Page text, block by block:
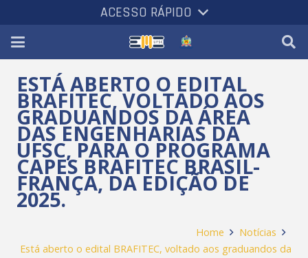
ACESSO RÁPIDO
ESTÁ ABERTO O EDITAL
BRAFITEC, VOLTADO AOS
GRADUANDOS DA ÁREA
DAS ENGENHARIAS DA
UFSC, PARA O PROGRAMA
CAPES BRAFITEC BRASIL-
FRANÇA, DA EDIÇÃO DE
2025.
Home
Notícias
Está aberto o edital BRAFITEC, voltado aos graduandos da